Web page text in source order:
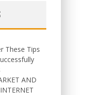
These Tips
AND